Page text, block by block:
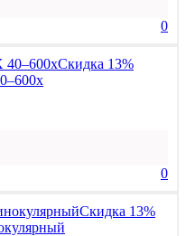
0
Скидка 13%
0
Скидка 13%